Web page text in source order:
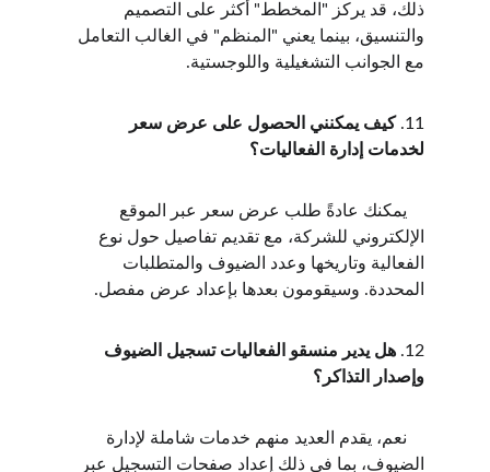
ذلك، قد يركز "المخطط" أكثر على التصميم
والتنسيق، بينما يعني "المنظم" في الغالب التعامل
مع الجوانب التشغيلية واللوجستية.
11. كيف يمكنني الحصول على عرض سعر
لخدمات إدارة الفعاليات؟
    يمكنك عادةً طلب عرض سعر عبر الموقع
الإلكتروني للشركة، مع تقديم تفاصيل حول نوع
الفعالية وتاريخها وعدد الضيوف والمتطلبات
المحددة. وسيقومون بعدها بإعداد عرض مفصل.
12. هل يدير منسقو الفعاليات تسجيل الضيوف
وإصدار التذاكر؟
    نعم، يقدم العديد منهم خدمات شاملة لإدارة
الضيوف، بما في ذلك إعداد صفحات التسجيل عبر